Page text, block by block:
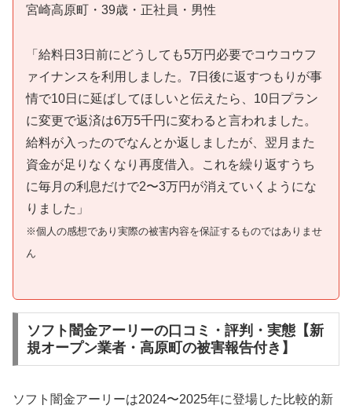
宮崎高原町・39歳・正社員・男性
「給料日3日前にどうしても5万円必要でコウコウフ
ァイナンスを利用しました。7日後に返すつもりが事
情で10日に延ばしてほしいと伝えたら、10日プラン
に変更で返済は6万5千円に変わると言われました。
給料が入ったのでなんとか返しましたが、翌月また
資金が足りなくなり再度借入。これを繰り返すうち
に毎月の利息だけで2〜3万円が消えていくようにな
りました」
※個人の感想であり実際の被害内容を保証するものではありませ
ん
ソフト闇金アーリーの口コミ・評判・実態【新
規オープン業者・高原町の被害報告付き】
ソフト闇金アーリーは2024〜2025年に登場した比較的新